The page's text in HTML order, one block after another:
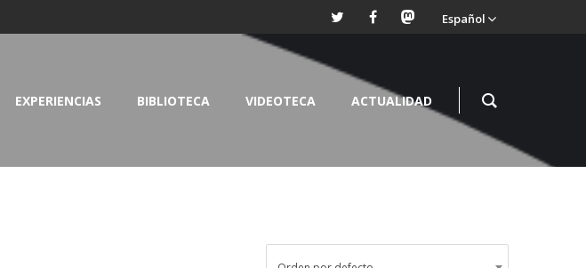
Español
EXPERIENCIAS BIBLIOTECA VIDEOTECA ACTUALIDAD